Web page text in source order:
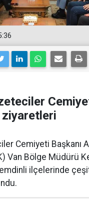
ziyaretleri
Cemiyeti Başkanı
Van Bölge Müdürü
ilçelerinde